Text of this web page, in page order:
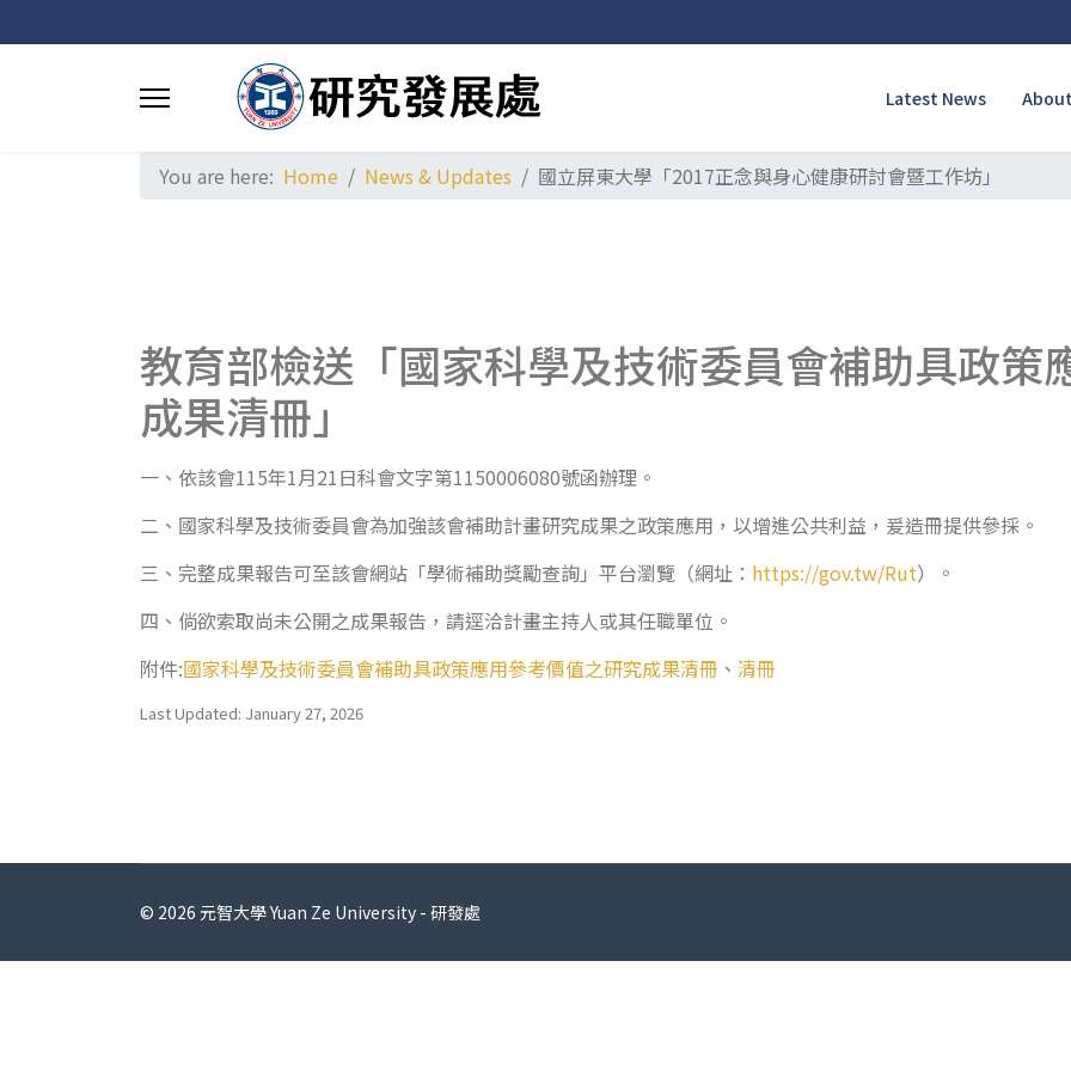
Latest News
You are here: Home News & Updates 國立屏東大學「2017正念與身心健康研討會暨工作坊」
教育部檢送「國家科學及技術委員會補助具政策
成果清冊」
一、依該會115年1月21日科會文字第1150006080號函辦理。
二、國家科學及技術委員會為加強該會補助計畫研究成果之政策應用，以增進公共利益，爰造冊提供參採。
三、完整成果報告可至該會網站「學術補助獎勵查詢」平台瀏覽（網址： https://gov.tw/Rut）。
四、倘欲索取尚未公開之成果報告，請逕洽計畫主持人或其任職單位。
附件:國家科學及技術委員會補助具政策應用參考價值之研究成果清冊 、 清冊
Last Updated: January 27, 2026
© 2026 元智大學 Yuan Ze University - 研發處